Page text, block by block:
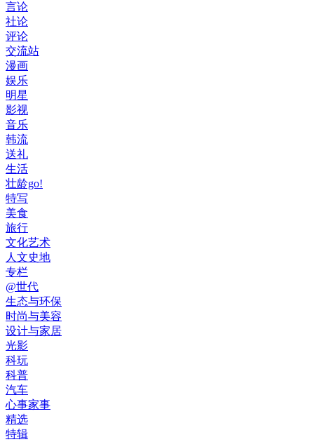
言论
社论
评论
交流站
漫画
娱乐
明星
影视
音乐
韩流
送礼
生活
壮龄go!
特写
美食
旅行
文化艺术
人文史地
专栏
@世代
生态与环保
时尚与美容
设计与家居
光影
科玩
科普
汽车
心事家事
精选
特辑